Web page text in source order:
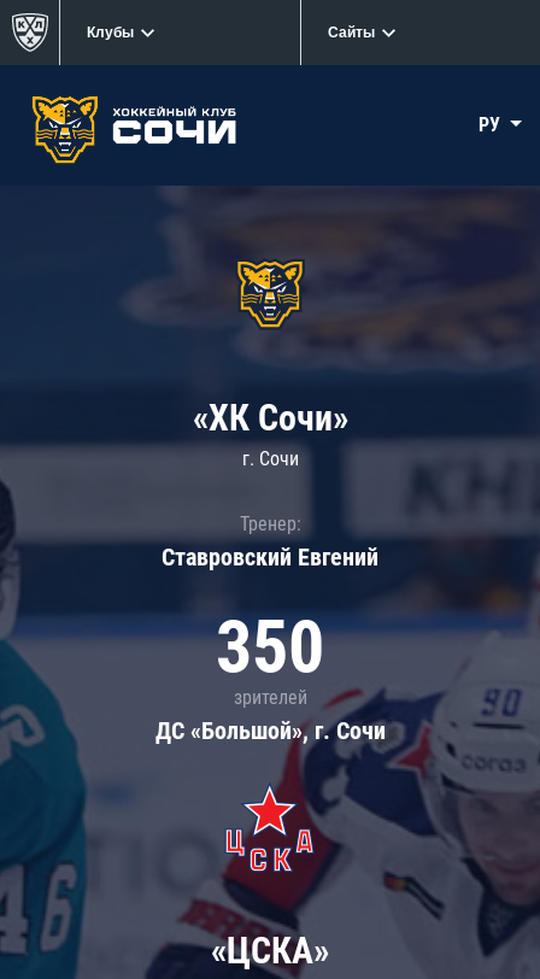
Клубы Сайты
РУ
«ХК Сочи»
г. Сочи
Тренер:
Ставровский Евгений
350
зрителей
ДС «Большой», г. Сочи
«ЦСКА»